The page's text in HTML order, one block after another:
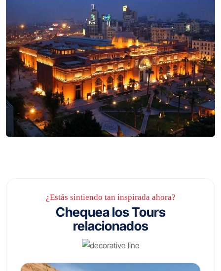
¿Estás sintiendo tan inspirada ahora?
Chequea los Tours
relacionados